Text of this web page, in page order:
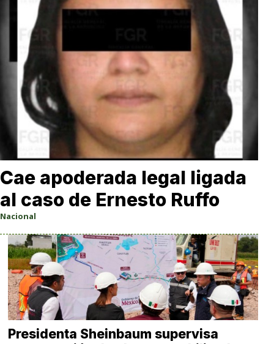
Cae apoderada legal ligada
al caso de Ernesto Ruffo
Nacional
Presidenta Sheinbaum supervisa